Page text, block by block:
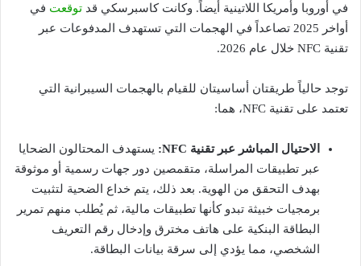
في أوروبا وأمريكا اللاتينية أيضاً. وكانت كاسبرسكي قد توقعت في
أواخر 2025 تصاعداً في الهجمات التي تستهدف المدفوعات عبر
تقنية NFC خلال عام 2026.
توجد حالياً طريقتان أساسيتان للقيام بالهجمات السيبرانية التي
تعتمد على تقنية NFC، هما:
الاحتيال المباشر عبر تقنية NFC:
يستهدف المحتالون الضحايا
عبر تطبيقات المراسلة، متقمصين دور جهات رسمية أو موثوقة
بهدف التحقق من الهوية. بعد ذلك، يتم خداع الضحية لتثبيت
برمجيات خبيثة تبدو كأنها تطبيقات مالية، ثم يُطلب منهم تمرير
البطاقة البنكية على هاتف مخترق وإدخال رقم التعريف
الشخصي، مما يؤدي إلى سرقة بيانات البطاقة.